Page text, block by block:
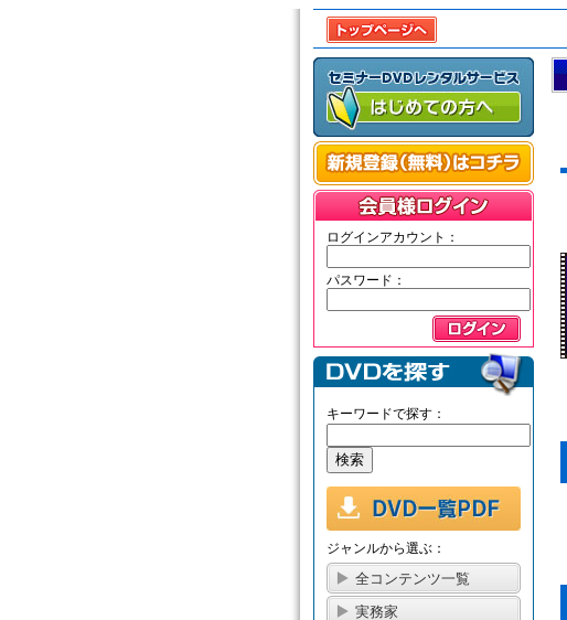
ログインアカウント：
パスワード：
キーワードで探す：
ジャンルから選ぶ：
全コンテンツ一覧
実務家